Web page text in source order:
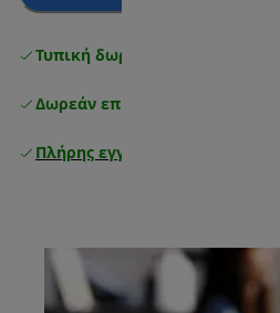
Τυπική δωρεάν παράδοση
Δωρεάν επιστροφές
Πλήρης εγγύηση κατασκευαστή